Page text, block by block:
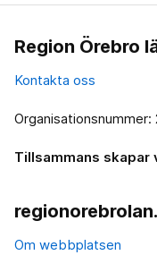
Region Örebro
Kontakta oss
Organisationsnummer:
Tillsammans
Om webbplatsen